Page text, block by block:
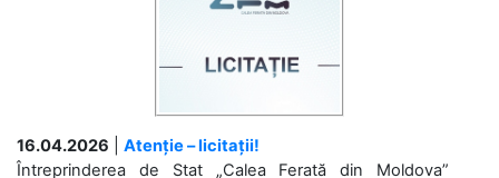
16.04.2026
Atenție – licitații!
Întreprinderea de Stat „Calea Ferată din Moldova”